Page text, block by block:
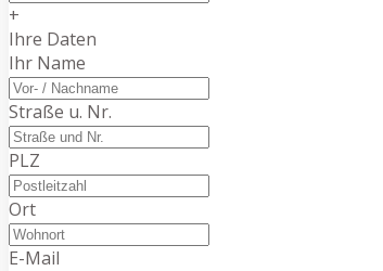
+
Ihre Daten
Ihr Name
Straße u. Nr.
PLZ
Ort
E-Mail